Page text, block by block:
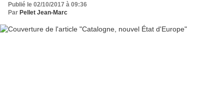
Publié le 02/10/2017 à 09:36
Par Pellet Jean-Marc